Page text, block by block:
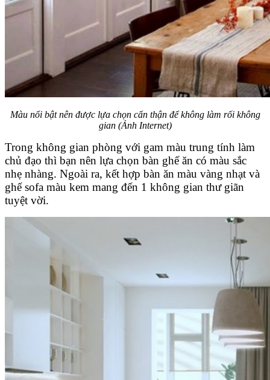
Màu nổi bật nên được lựa chọn cẩn thận để không làm rối không
gian (Ảnh Internet)
Trong không gian phòng với gam màu trung tính làm
chủ đạo thì bạn nên lựa chọn bàn ghế ăn có màu sắc
nhẹ nhàng. Ngoài ra, kết hợp bàn ăn màu vàng nhạt và
ghế sofa màu kem mang đến 1 không gian thư giãn
tuyệt vời.